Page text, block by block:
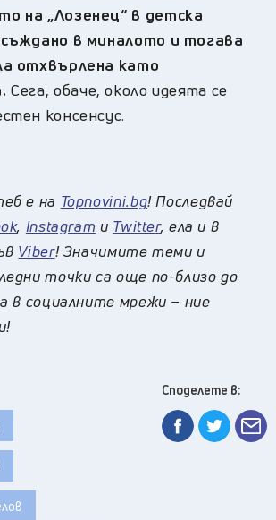
на „Лозенец“ в детска
в миналото и тогава
отхвърлена като
Сега, обаче, около идеята се
консенсус.
е на Topnovini.bg! Последвай
, Instagram и Twitter, ела и в
Viber! Значимите теми и
точки са още по-близо до
в социалните мрежи – ние
Споделете в: